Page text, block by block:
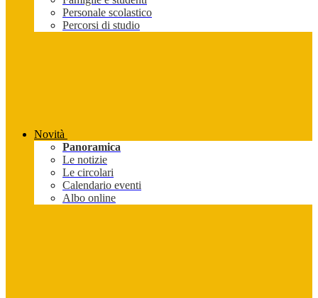
Personale scolastico
Percorsi di studio
Novità
Panoramica
Le notizie
Le circolari
Calendario eventi
Albo online